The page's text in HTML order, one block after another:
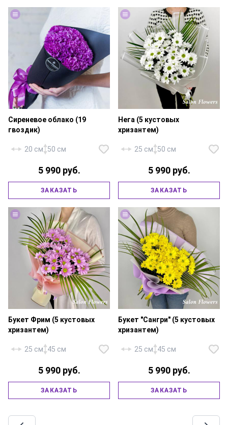
Диантус (гвоздика) — 19 шт.,
фирменная упаковка, атласная
Сиреневое облако (19
гвоздик)
20 см 50 см
5 990 руб.
ЗАКАЗАТЬ
«Бакарди» — 5 шт., робелини — 2
шт., фирменная упаковка,
Нега (5 кустовых
хризантем)
25 см 50 см
5 990 руб.
ЗАКАЗАТЬ
«Бакарди» — 5 шт., «Робелини»
— 2 шт., фирменная упаковка,
Букет Фрим (5 кустовых
хризантем)
25 см 45 см
5 990 руб.
ЗАКАЗАТЬ
«Бакарди» желтая — 5 шт.,
«Робелини» — 2 шт., фирменная
Букет "Сангри" (5 кустовых
хризантем)
25 см 45 см
5 990 руб.
ЗАКАЗАТЬ